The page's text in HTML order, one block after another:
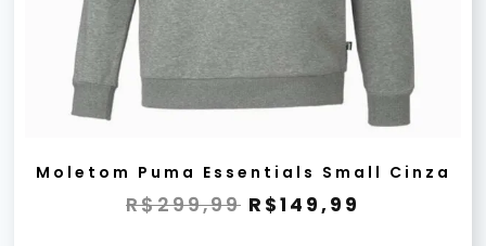
Moletom Puma Essentials Small Cinza
R$299,99 R$149,99